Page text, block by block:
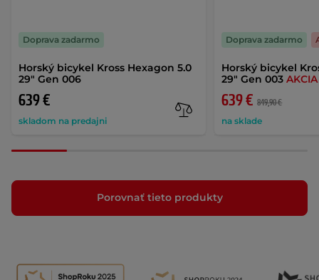
Horský bicykel Kross Hexagon 5.0
29" Gen 006
639 €
skladom na predajni
Doprava zadarmo
Horský bicykel
29" Gen 003AKCIA
639 € 849,90 €
na sklade
Doprava zadarmo
Porovnať tieto produkty